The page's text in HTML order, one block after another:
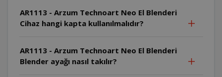
AR1113 - Arzum Technoart Neo El Blenderi
Cihaz hangi kapta kullanılmalıdır?
AR1113 - Arzum Technoart Neo El Blenderi
Blender ayağı nasıl takılır?